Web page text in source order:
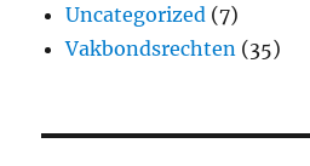
Uncategorized (7)
Vakbondsrechten (35)